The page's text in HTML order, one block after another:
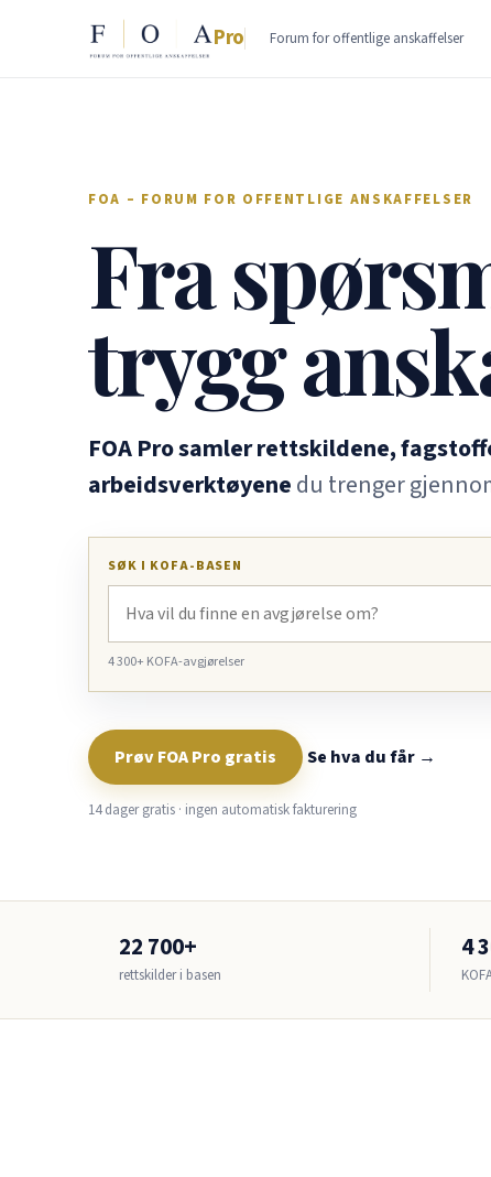
Pro Forum for offentlige anskaffelser
FOA – FORUM FOR OFFENTLIGE ANSKAFFELSER
Fra
trygg
FOA Pro samler rettskildene,
arbeidsverktøyenedu trenger
SØK I KOFA-BASEN
4 300+ KOFA-avgjørelser
Prøv FOA Pro gratis Se hva du får →
14 dager gratis · ingen automatisk fakturering
22 700+
rettskilder i basen
4